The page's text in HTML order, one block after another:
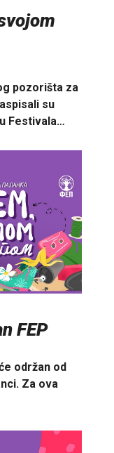
pozorišta za
su
Festivala…
FEP
održan od
Za ova